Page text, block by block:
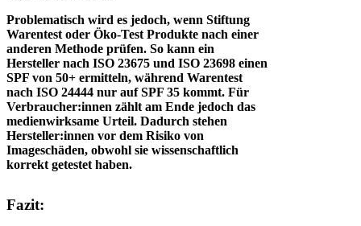
Problematisch wird es jedoch, wenn Stiftung
Warentest oder Öko-Test Produkte nach einer
anderen Methode prüfen. So kann ein
Hersteller nach ISO 23675 und ISO 23698 einen
SPF von 50+ ermitteln, während Warentest
nach ISO 24444 nur auf SPF 35 kommt. Für
Verbraucher:innen zählt am Ende jedoch das
medienwirksame Urteil. Dadurch stehen
Hersteller:innen vor dem Risiko von
Imageschäden, obwohl sie wissenschaftlich
korrekt getestet haben.
Fazit: